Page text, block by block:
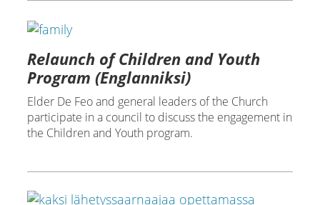
Relaunch of Children and Youth
Program (Englanniksi)
Elder De Feo and general leaders of the Church
participate in a council to discuss the engagement in
the Children and Youth program.